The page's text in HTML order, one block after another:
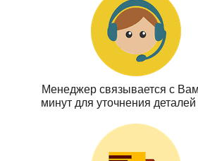
Менеджер связывается с
минут для уточнения